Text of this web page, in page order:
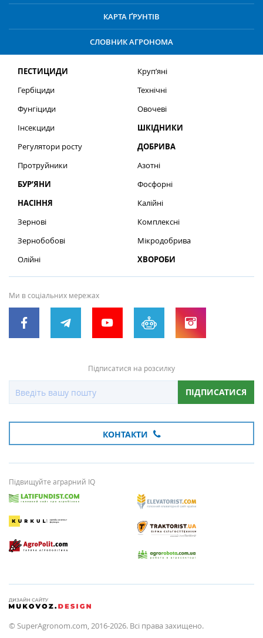
КАРТА ҐРУНТІВ
СЛОВНИК АГРОНОМА
ПЕСТИЦИДИ
Гербіциди
Фунгіциди
Інсекциди
Регулятори росту
Протруйники
БУР’ЯНИ
НАСІННЯ
Зернові
Зернобобові
Олійні
Круп’яні
Технічні
Овочеві
ШКІДНИКИ
ДОБРИВА
Азотні
Фосфорні
Калійні
Комплексні
Мікродобрива
ХВОРОБИ
Ми в соціальних мережах
Підписатися на розсилку
ПІДПИСАТИСЯ
КОНТАКТИ
Підвищуйте аграрний IQ
© SuperAgronom.com, 2016-2026. Всі права захищено.